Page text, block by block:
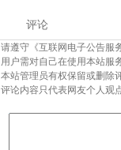
评论
请遵守《互联网电子公告服
用户需对自己在使用本站服
本站管理员有权保留或删除
评论内容只代表网友个人观